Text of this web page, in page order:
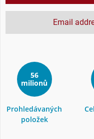
Email
56
milionů
Prohledávaných
položek